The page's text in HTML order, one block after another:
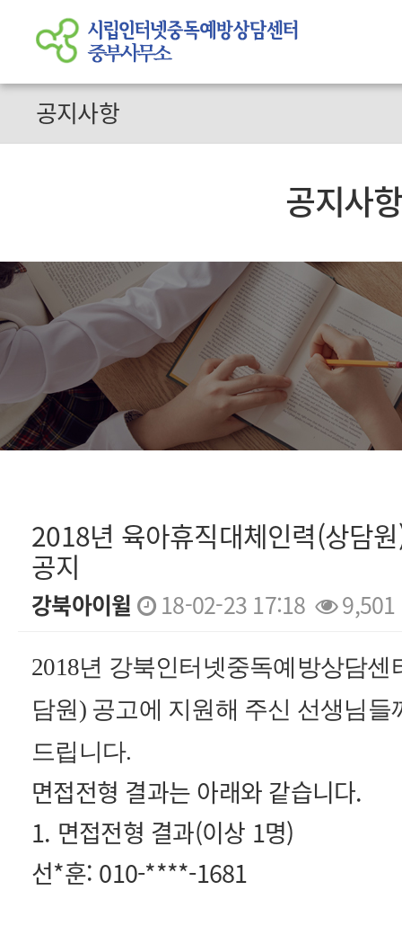
공지사항
공지사
2018년 육아휴직대체인력(상담
공지
강북아이윌 18-02-23 17:18 9,501
본문
2018년 강북인터넷중독예방상담
담원) 공고에 지원해 주신 선생님
드립니다.
면접전형 결과는 아래와 같습니다.
1. 면접전형 결과(이상 1명)
선*훈: 010-****-1681